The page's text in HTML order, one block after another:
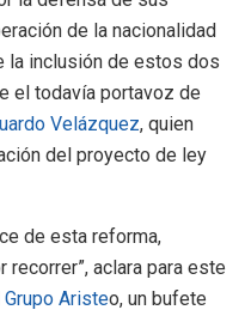
de la nacionalidad
la inclusión de estos dos
el todavía portavoz de
Velázquez, quien
del proyecto de ley
de esta reforma,
recorrer”, aclara para este
Grupo Aristeo, un bufete